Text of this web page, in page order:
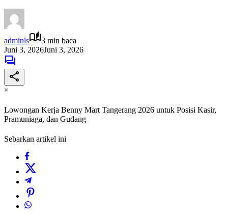
adminls
3 min baca
Juni 3, 2026Juni 3, 2026
×
Lowongan Kerja Benny Mart Tangerang 2026 untuk Posisi Kasir,
Pramuniaga, dan Gudang
Sebarkan artikel ini